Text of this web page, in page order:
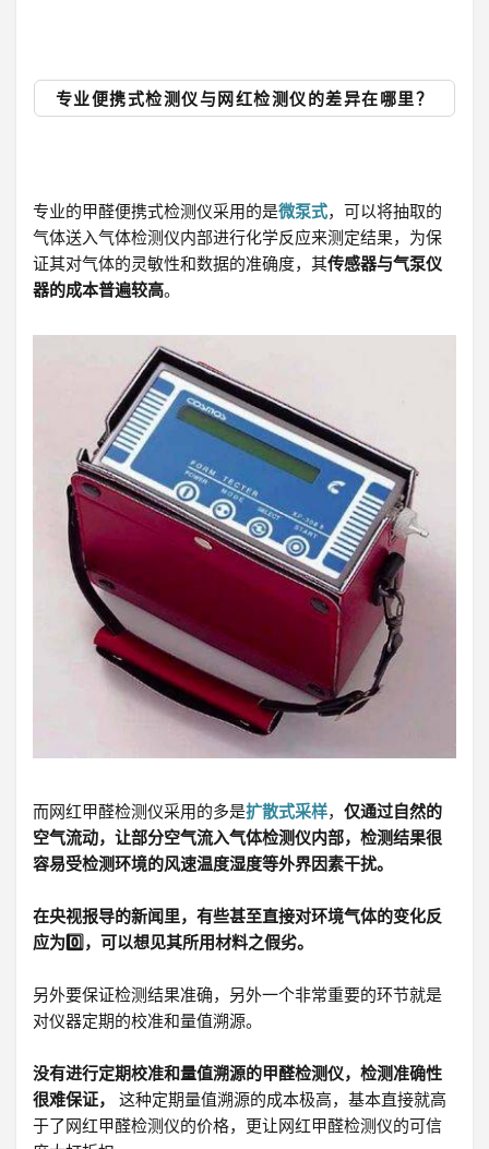
专业便携式检测仪与网红检测仪的差异在哪里？
专业的甲醛便携式检测仪采用的是微泵式，可以将抽取的
气体送入气体检测仪内部进行化学反应来测定结果，为保
证其对气体的灵敏性和数据的准确度，其传感器与气泵仪
器的成本普遍较高。
而网红甲醛检测仪采用的多是扩散式采样， 仅通过自然的
空气流动，让部分空气流入气体检测仪内部，检测结果很
容易受检测环境的风速温度湿度等外界因素干扰。
在央视报导的新闻里，有些甚至直接对环境气体的变化反
应为0️⃣，可以想见其所用材料之假劣。
另外要保证检测结果准确，另外一个非常重要的环节就是
对仪器定期的校准和量值溯源。
没有进行定期校准和量值溯源的甲醛检测仪，检测准确性
很难保证，
这种定期量值溯源的成本极高，基本直接就高
于了网红甲醛检测仪的价格，更让网红甲醛检测仪的可信